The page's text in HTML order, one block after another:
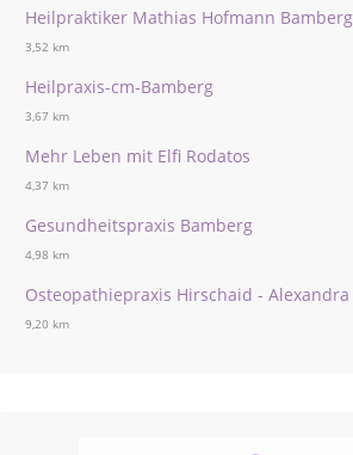
Heilpraktiker Mathias Hofmann Bamberg
3,52 km
Heilpraxis-cm-Bamberg
3,67 km
Mehr Leben mit Elfi Rodatos
4,37 km
Gesundheitspraxis Bamberg
4,98 km
Osteopathiepraxis Hirschaid - Alexandra
9,20 km